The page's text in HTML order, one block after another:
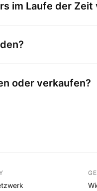
im Laufe der
oder verkaufen?